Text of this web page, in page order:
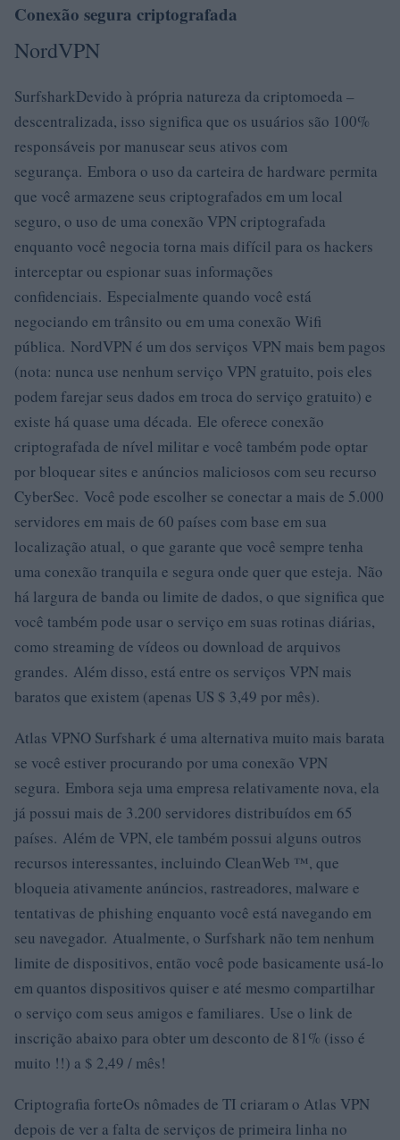
Conexão segura criptografada
NordVPN
SurfsharkDevido à própria natureza da criptomoeda –
descentralizada, isso significa que os usuários são 100%
responsáveis ​​por manusear seus ativos com
segurança. Embora o uso da carteira de hardware permita
que você armazene seus criptografados em um local
seguro, o uso de uma conexão VPN criptografada
enquanto você negocia torna mais difícil para os hackers
interceptar ou espionar suas informações
confidenciais. Especialmente quando você está
negociando em trânsito ou em uma conexão Wifi
pública. NordVPN é um dos serviços VPN mais bem pagos
(nota: nunca use nenhum serviço VPN gratuito, pois eles
podem farejar seus dados em troca do serviço gratuito) e
existe há quase uma década. Ele oferece conexão
criptografada de nível militar e você também pode optar
por bloquear sites e anúncios maliciosos com seu recurso
CyberSec. Você pode escolher se conectar a mais de 5.000
servidores em mais de 60 países com base em sua
localização atual, o que garante que você sempre tenha
uma conexão tranquila e segura onde quer que esteja. Não
há largura de banda ou limite de dados, o que significa que
você também pode usar o serviço em suas rotinas diárias,
como streaming de vídeos ou download de arquivos
grandes. Além disso, está entre os serviços VPN mais
baratos que existem (apenas US $ 3,49 por mês).
Atlas VPNO Surfshark é uma alternativa muito mais barata
se você estiver procurando por uma conexão VPN
segura. Embora seja uma empresa relativamente nova, ela
já possui mais de 3.200 servidores distribuídos em 65
países. Além de VPN, ele também possui alguns outros
recursos interessantes, incluindo CleanWeb ™, que
bloqueia ativamente anúncios, rastreadores, malware e
tentativas de phishing enquanto você está navegando em
seu navegador. Atualmente, o Surfshark não tem nenhum
limite de dispositivos, então você pode basicamente usá-lo
em quantos dispositivos quiser e até mesmo compartilhar
o serviço com seus amigos e familiares. Use o link de
inscrição abaixo para obter um desconto de 81% (isso é
muito !!) a $ 2,49 / mês!
Criptografia forteOs nômades de TI criaram o Atlas VPN
depois de ver a falta de serviços de primeira linha no